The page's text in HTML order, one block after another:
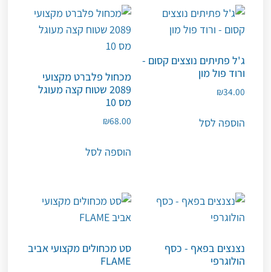
ג'ל פתיתים נוצצים קסום -
ורוד פול מון
₪34.00
הוספה לסל
מכחול פלברט מקצועי
2089 שטוח קצה מעוגל
מס 10
₪68.00
הוספה לסל
נצנצים בפאף - כסף
הולוגרפי
סט מכחולים מקצועי אביב
FLAME